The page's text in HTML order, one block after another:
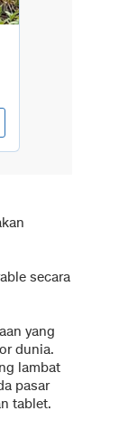
secara
yang
dunia.
lambat
pasar
tablet.